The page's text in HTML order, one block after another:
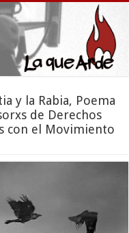
y la Rabia, Poema
de Derechos
con el Movimiento